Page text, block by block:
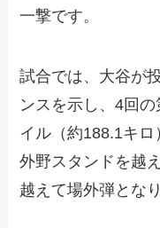
一撃です。
試合では、大谷が
ンスを示し、4回
イル（約188.1キロ
外野スタンドを越
越えて場外弾とな